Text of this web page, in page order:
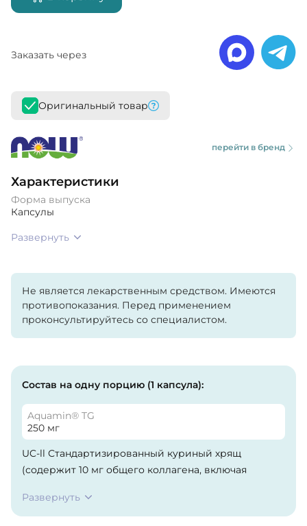
Заказать через
Оригинальный товар
перейти в бренд
Характеристики
Форма выпуска
Капсулы
Развернуть
Не является лекарственным средством. Имеются
противопоказания. Перед применением
проконсультируйтесь со специалистом.
Состав на одну порцию (1 капсула):
Aquamin® TG
250 мг
UC-ll Стандартизированный куриный хрящ
(содержит 10 мг общего коллагена, включая
TG (минералы, полученные из морских
водорослей) (Lithothamnium spp.) (Цельное
Развернуть